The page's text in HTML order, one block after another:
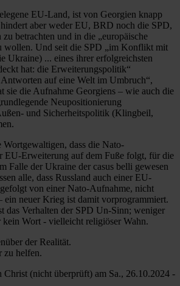
EU-Land, ist von Georgien knapp
aber weder EU, BRD noch die SPD,
betrachten und in die „europäische
wollen. Und seit die SPD „im Konflikt mit
Ukraine) ... eines ihrer erfolgreichsten
hat: die Erweiterungspolitik“
auf eine Welt im Umbruch“,
sie die Aufnahme Georgiens – wie auch die
Neupositionierung
und Sicherheitspolitik (Klingbeil,
Wortgewaltigen, dass die Nato-
EU-Erweiterung auf dem Fuße folgt, für die
Falle der Ukraine der casus belli gewesen
alle, dass Russland auch einer EU-
von einer Nato-Aufnahme, nicht
ein neuer Krieg ist damit vorprogrammiert.
das Verhalten der SPD Un-Sinn; weniger
kein Wort - vielleicht religiöser Wahn.
der Realität.
zu helfen.
Christ (nicht überprüft) am Sa., 26.10.2024 -